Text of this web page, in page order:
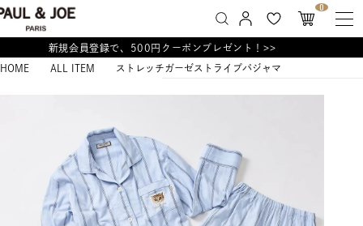
0
新規会員登録で、500円クーポンプレゼント！>>
HOME ALL ITEM ストレッチガーゼストライプパジャマ